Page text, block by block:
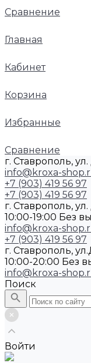
Сравнение
Главная
Кабинет
Корзина
Избранные
Сравнение
г. Ставрополь,
info@kroxa-
+7 (903) 419 56 97
+7 (903) 419 56 97
г. Ставрополь,
10:00-19:00 Без
info@kroxa-
+7 (903) 419 56 97
г. Ставрополь,
10:00-20:00 Без
info@kroxa-
Поиск
Войти